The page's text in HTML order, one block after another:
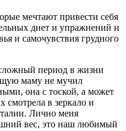
мечтают привести себя
диет и упражнений и
и самочувствия грудного
период в жизни
маму не мучил
она с тоской, а может
смотрела в зеркало и
Лично меня
вес, это наш любимый